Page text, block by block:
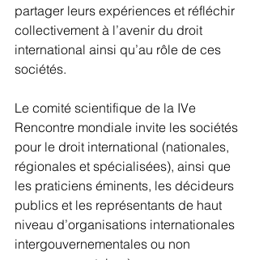
partager leurs expériences et réfléchir
collectivement à l’avenir du droit
international ainsi qu’au rôle de ces
sociétés.
Le comité scientifique de la IVe
Rencontre mondiale invite les sociétés
pour le droit international (nationales,
régionales et spécialisées), ainsi que
les praticiens éminents, les décideurs
publics et les représentants de haut
niveau d’organisations internationales
intergouvernementales ou non